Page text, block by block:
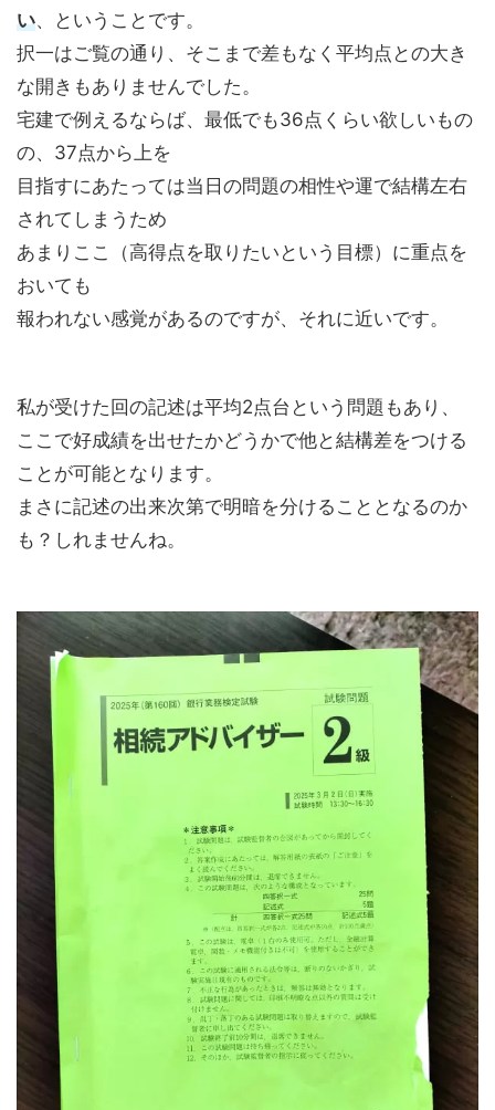
い、ということです。
択一はご覧の通り、そこまで差もなく平均点との大き
な開きもありませんでした。
宅建で例えるならば、最低でも36点くらい欲しいもの
の、37点から上を
目指すにあたっては当日の問題の相性や運で結構左右
されてしまうため
あまりここ（高得点を取りたいという目標）に重点を
おいても
報われない感覚があるのですが、それに近いです。
私が受けた回の記述は平均2点台という問題もあり、
ここで好成績を出せたかどうかで他と結構差をつける
ことが可能となります。
まさに記述の出来次第で明暗を分けることとなるのか
も？しれませんね。